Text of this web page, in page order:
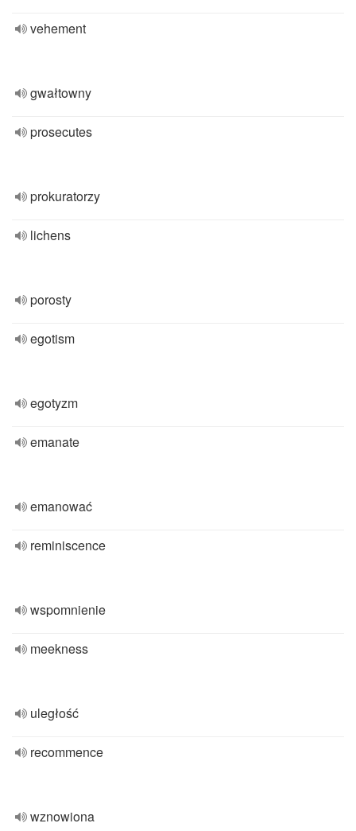
vehement
gwałtowny
prosecutes
prokuratorzy
lichens
porosty
egotism
egotyzm
emanate
emanować
reminiscence
wspomnienie
meekness
uległość
recommence
wznowiona